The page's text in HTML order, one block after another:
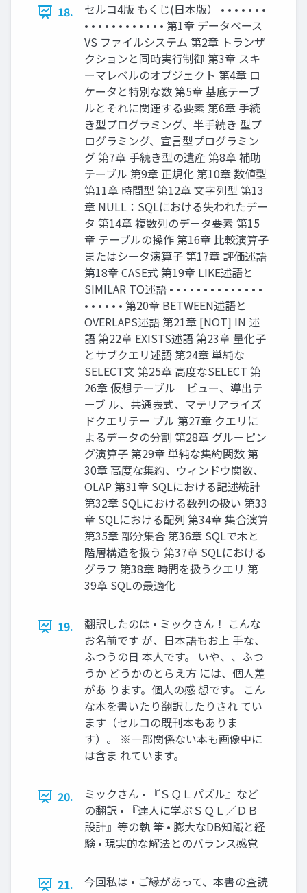
18.
セルコ4版 もくじ(日本版） • • • • • • •
• • • • • • • • • • • • 第1章 データベース
VS ファイルシステム 第2章 トランザ
クションと同時実行制御 第3章 スキ
ーマレベルのオブジェクト 第4章 ロ
ケータと特別な数 第5章 基底テーブ
ルとそれに関連する要素 第6章 手続
き型プログラミング、半手続き 型プ
ログラミング、宣言型プログラミン
グ 第7章 手続き型の遺産 第8章 補助
テーブル 第9章 正規化 第10章 数値型
第11章 時間型 第12章 文字列型 第13
章 NULL：SQLにおける失われたデー
タ 第14章 複数列のデータ要素 第15
章 テーブルの操作 第16章 比較演算子
またはシータ演算子 第17章 評価述語
第18章 CASE式 第19章 LIKE述語と
SIMILAR TO述語 • • • • • • • • • • • • • •
• • • • • • 第20章 BETWEEN述語と
OVERLAPS述語 第21章 [NOT] IN 述
語 第22章 EXISTS述語 第23章 量化子
とサブクエリ述語 第24章 単純な
SELECT文 第25章 高度なSELECT 第
26章 仮想テーブル─ビュー、導出テ
ーブ ル、共通表式、マテリアライズ
ドクエリテー ブル 第27章 クエリに
よるデータの分割 第28章 グルーピン
グ演算子 第29章 単純な集約関数 第
30章 高度な集約、ウィンドウ関数、
OLAP 第31章 SQLにおける記述統計
第32章 SQLにおける数列の扱い 第33
章 SQLにおける配列 第34章 集合演算
第35章 部分集合 第36章 SQLで木と
階層構造を扱う 第37章 SQLにおける
グラフ 第38章 時間を扱うクエリ 第
39章 SQLの最適化
19.
翻訳したのは • ミックさん！ こんな
お名前です が、日本語もお上 手な、
ふつうの日 本人です。 いや、、ふつ
うか どうかのとらえ方 には、個人差
があ ります。個人の感 想です。 こん
な本を書いたり翻訳したりされ てい
ます（セルコの既刊本もありま
す）。 ※一部関係ない本も画像中に
は含ま れています。
20.
ミックさん • 『ＳＱＬパズル』など
の翻訳 • 『達人に学ぶＳＱＬ／ＤＢ
設計』等の執 筆 • 膨大なDB知識と経
験 • 現実的な解法とのバランス感覚
21.
今回私は • ご縁があって、本書の査読